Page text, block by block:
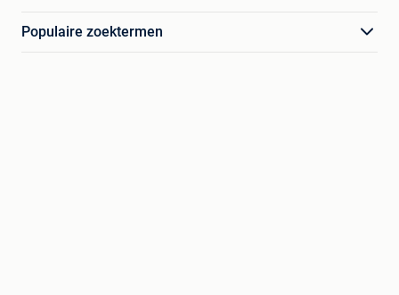
Populaire zoektermen